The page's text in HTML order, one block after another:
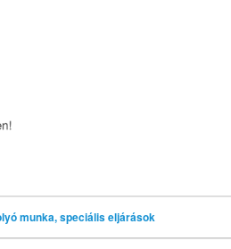
munka, speciális eljárások